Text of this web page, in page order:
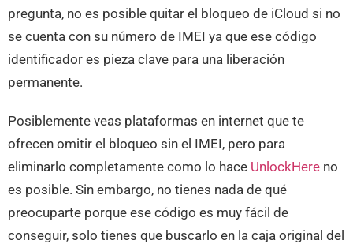
pregunta, no es posible quitar el bloqueo de iCloud si no
se cuenta con su número de IMEI ya que ese código
identificador es pieza clave para una liberación
permanente.
Posiblemente veas plataformas en internet que te
ofrecen omitir el bloqueo sin el IMEI, pero para
eliminarlo completamente como lo hace UnlockHere no
es posible. Sin embargo, no tienes nada de qué
preocuparte porque ese código es muy fácil de
conseguir, solo tienes que buscarlo en la caja original del